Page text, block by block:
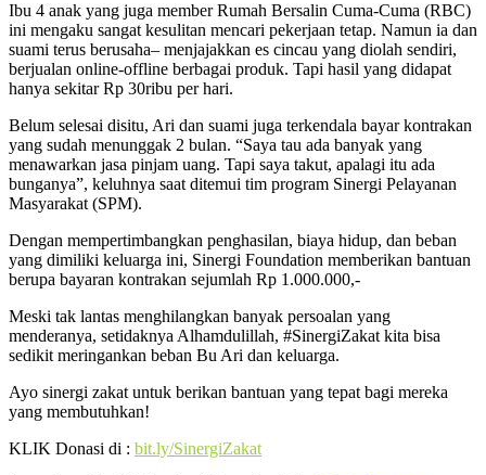
Ibu 4 anak yang juga member Rumah Bersalin Cuma-Cuma (RBC)
ini mengaku sangat kesulitan mencari pekerjaan tetap. Namun ia dan
suami terus berusaha– menjajakkan es cincau yang diolah sendiri,
berjualan online-offline berbagai produk. Tapi hasil yang didapat
hanya sekitar Rp 30ribu per hari.
Belum selesai disitu, Ari dan suami juga terkendala bayar kontrakan
yang sudah menunggak 2 bulan. “Saya tau ada banyak yang
menawarkan jasa pinjam uang. Tapi saya takut, apalagi itu ada
bunganya”, keluhnya saat ditemui tim program Sinergi Pelayanan
Masyarakat (SPM).
Dengan mempertimbangkan penghasilan, biaya hidup, dan beban
yang dimiliki keluarga ini, Sinergi Foundation memberikan bantuan
berupa bayaran kontrakan sejumlah Rp 1.000.000,-
Meski tak lantas menghilangkan banyak persoalan yang
menderanya, setidaknya Alhamdulillah, #SinergiZakat kita bisa
sedikit meringankan beban Bu Ari dan keluarga.
Ayo sinergi zakat untuk berikan bantuan yang tepat bagi mereka
yang membutuhkan!
KLIK Donasi di : bit.ly/SinergiZakat